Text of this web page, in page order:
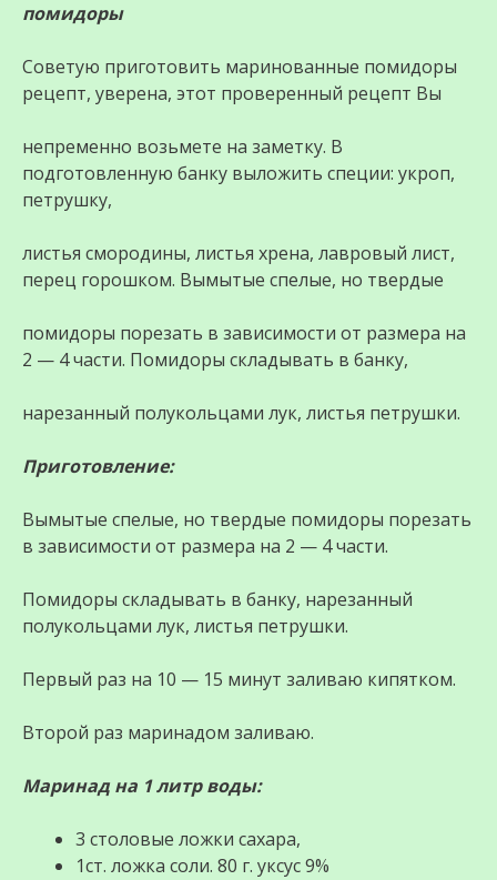
помидоры
Советую приготовить маринованные помидоры
рецепт, уверена, этот проверенный рецепт Вы
непременно возьмете на заметку. В
подготовленную банку выложить специи: укроп,
петрушку,
листья смородины, листья хрена, лавровый лист,
перец горошком. Вымытые спелые, но твердые
помидоры порезать в зависимости от размера на
2 — 4 части. Помидоры складывать в банку,
нарезанный полукольцами лук, листья петрушки.
Приготовление:
Вымытые спелые, но твердые помидоры порезать
в зависимости от размера на 2 — 4 части.
Помидоры складывать в банку, нарезанный
полукольцами лук, листья петрушки.
Первый раз на 10 — 15 минут заливаю кипятком.
Второй раз маринадом заливаю.
Маринад на 1 литр воды:
3 столовые ложки сахара,
1ст. ложка соли. 80 г. уксус 9%